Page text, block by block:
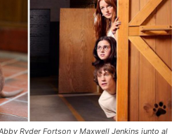
Ryder Fortson y Maxwell Jenkins junto al